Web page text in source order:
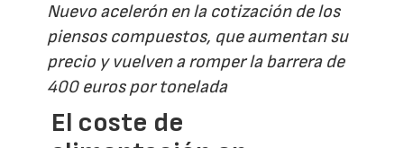
Nuevo acelerón en la cotización de los
piensos compuestos, que aumentan su
precio y vuelven a romper la barrera de
400 euros por tonelada
El coste de